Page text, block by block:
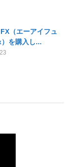
（エーアイフュ
を購入し...